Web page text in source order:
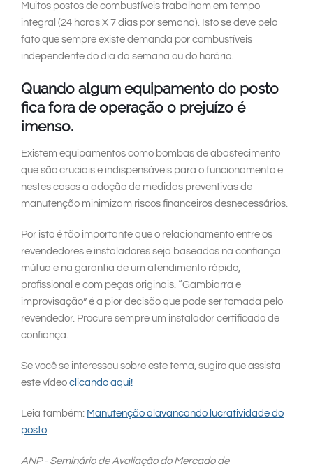
Muitos postos de combustíveis trabalham em tempo
integral (24 horas X 7 dias por semana). Isto se deve pelo
fato que sempre existe demanda por combustíveis
independente do dia da semana ou do horário.
Quando algum equipamento do posto
fica fora de operação o prejuízo é
imenso.
Existem equipamentos como bombas de abastecimento
que são cruciais e indispensáveis para o funcionamento e
nestes casos a adoção de medidas preventivas de
manutenção minimizam riscos financeiros desnecessários.
Por isto é tão importante que o relacionamento entre os
revendedores e instaladores seja baseados na confiança
mútua e na garantia de um atendimento rápido,
profissional e com peças originais. “Gambiarra e
improvisação” é a pior decisão que pode ser tomada pelo
revendedor. Procure sempre um instalador certificado de
confiança.
Se você se interessou sobre este tema, sugiro que assista
este vídeo clicando aqui!
Leia também: Manutenção alavancando lucratividade do
posto
ANP - Seminário de Avaliação do Mercado de